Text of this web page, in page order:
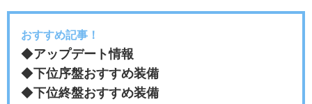
おすすめ記事！
◆アップデート情報
◆下位序盤おすすめ装備
◆下位終盤おすすめ装備